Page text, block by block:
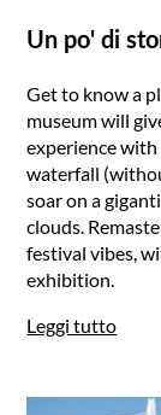
Un po' di
Get to know a
museum will
experience
waterfall
soar on a
clouds.
festival vibes,
exhibition.
Leggi tutto